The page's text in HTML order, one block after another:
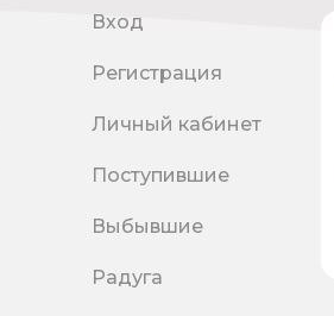
Вход
Регистрация
Личный кабинет
Поступившие
Выбывшие
Радуга